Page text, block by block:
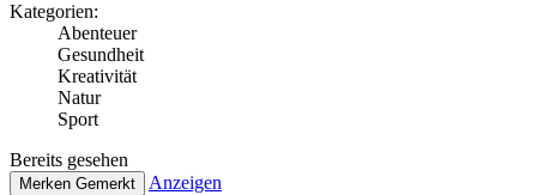
Kate­go­rien:
Abenteuer
Gesund­heit
Krea­ti­vi­tät
Natur
Sport
Bereits gesehen
Merken Gemerkt
Anzeigen